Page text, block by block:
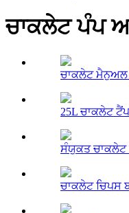
ਚਾਕਲੇਟ ਪੰਪ
ਚਾਕਲੇਟ ਮੈਨੁਅਲ
25L ਚਾਕਲੇਟ
ਸੰਯੁਕਤ ਚਾਕਲੇਟ
ਚਾਕਲੇਟ ਚਿਪਸ